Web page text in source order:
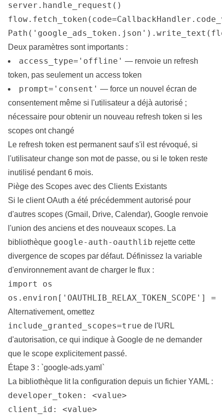
server.handle_request()
Deux paramètres sont importants :
access_type='offline' — renvoie un refresh
token, pas seulement un access token
prompt='consent' — force un nouvel écran de
consentement même si l'utilisateur a déjà autorisé ;
nécessaire pour obtenir un nouveau refresh token si les
scopes ont changé
Le refresh token est permanent sauf s'il est révoqué, si
l'utilisateur change son mot de passe, ou si le token reste
inutilisé pendant 6 mois.
Piège des Scopes avec des Clients Existants
Si le client OAuth a été précédemment autorisé pour
d'autres scopes (Gmail, Drive, Calendar), Google renvoie
l'union des anciens et des nouveaux scopes. La
bibliothèque google-auth-oauthlib rejette cette
divergence de scopes par défaut. Définissez la variable
d'environnement avant de charger le flux :
import os
os.environ['OAUTHLIB_RELAX_TOKEN_SCOPE']
Alternativement, omettez
include_granted_scopes=true de l'URL
d'autorisation, ce qui indique à Google de ne demander
que le scope explicitement passé.
Étape 3 : `google-ads.yaml`
La bibliothèque lit la configuration depuis un fichier YAML :
developer_token: <value>
client_id: <value>